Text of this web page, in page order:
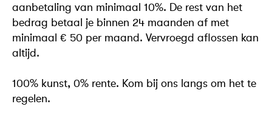
aanbetaling van minimaal 10%. De rest van het
bedrag betaal je binnen 24 maanden af met
minimaal € 50 per maand. Vervroegd aflossen kan
altijd.
100% kunst, 0% rente. Kom bij ons langs om het te
regelen.